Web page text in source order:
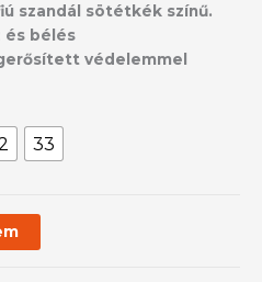
szandál sötétkék színű.
és bélés
védelemmel
33